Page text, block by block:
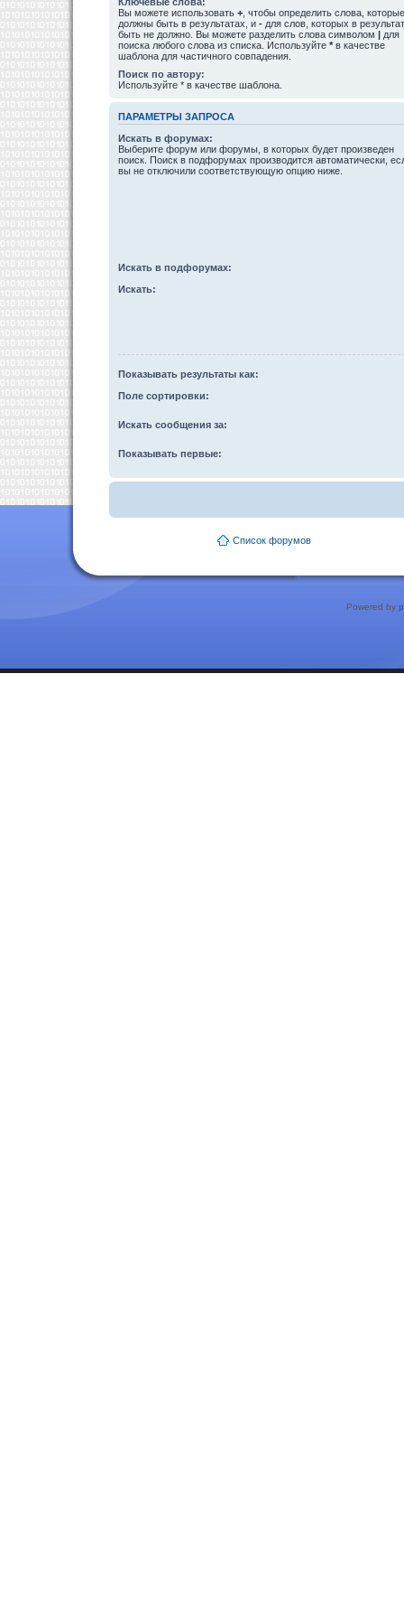
Вы можете использовать + , чтобы определить слова, которые
должны быть в результатах, и - для слов, которых в
быть не должно. Вы можете разделить слова символом | для
поиска любого слова из списка. Используйте * в качестве
шаблона для частичного совпадения.
Поиск по автору:
Используйте * в качестве шаблона.
ПАРАМЕТРЫ ЗАПРОСА
Искать в форумах:
Выберите форум или форумы, в которых будет произведен
поиск. Поиск в подфорумах производится автоматически,
вы не отключили соответствующую опцию ниже.
Искать в подфорумах:
Искать:
Показывать результаты как:
Поле сортировки:
Искать сообщения за:
Показывать первые:
Список форумов
Powered by